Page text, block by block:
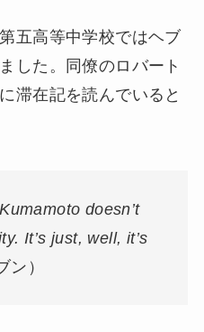
五高等中学校ではヘブ
した。同僚のロバート
滞在記を読んでいると
doesn’t
It’s just, well, it’s
ン）